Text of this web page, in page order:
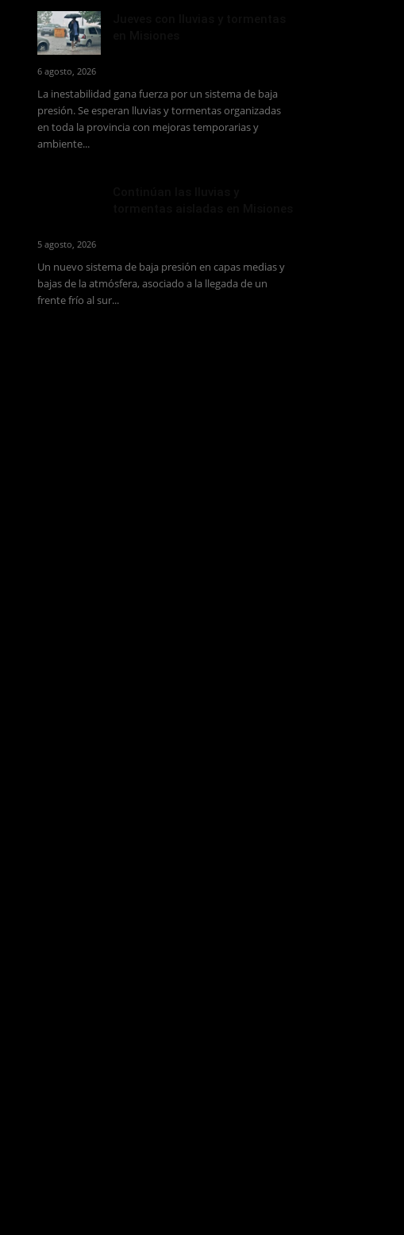
6 agosto, 2026
La inestabilidad gana fuerza por un sistema de baja
presión. Se esperan lluvias y tormentas organizadas
en toda la provincia con mejoras temporarias y
ambiente...
5 agosto, 2026
Un nuevo sistema de baja presión en capas medias y
bajas de la atmósfera, asociado a la llegada de un
frente frío al sur...